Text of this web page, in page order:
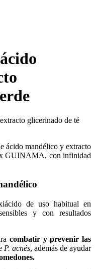
ácido mandélico y extracto
GUINAMA, con infinidad
de uso habitual en
y con resultados
combatir y prevenir las
P. acnés, además de ayudar